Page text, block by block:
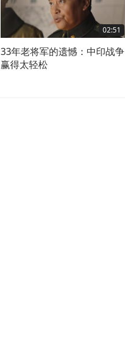
02:51
33年老将军的遗憾：中印战争
赢得太轻松